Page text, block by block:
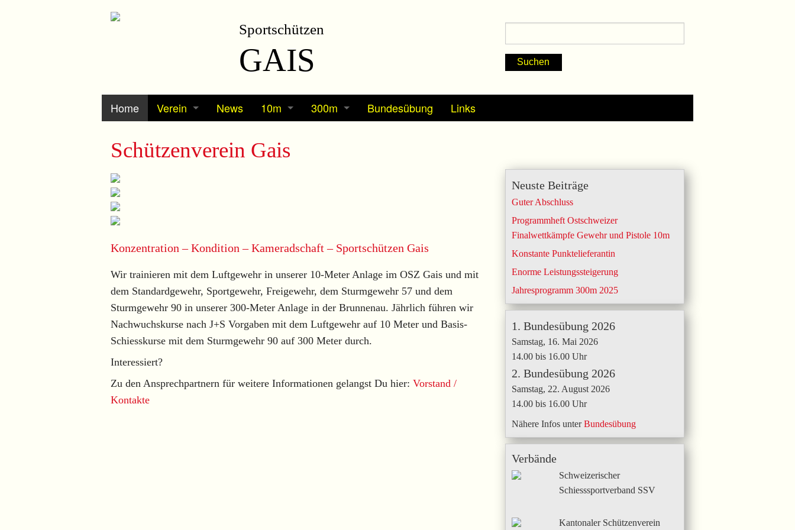
Sportschützen
GAIS
Home
Verein
Vereinsgeschichte
News
10m
Berichte / Resultate
300m
Bundesübung Links
Schützenverein Gais
Konzentration – Kondition – Kameradschaft – Sportschützen Gais
Wir trainieren mit dem Luftgewehr in unserer 10-Meter Anlage im OSZ Gais und mit
dem Standardgewehr, Sportgewehr, Freigewehr, dem Sturmgewehr 57 und dem
Sturmgewehr 90 in unserer 300-Meter Anlage in der Brunnenau. Jährlich führen wir
Nachwuchskurse nach J+S Vorgaben mit dem Luftgewehr auf 10 Meter und Basis-
Schiesskurse mit dem Sturmgewehr 90 auf 300 Meter durch.
Interessiert?
Zu den Ansprechpartnern für weitere Informationen gelangst Du hier: Vorstand /
Kontakte
Neuste Beiträge
Guter Abschluss
Programmheft Ostschweizer
Finalwettkämpfe Gewehr und Pistole 10m
Konstante Punktelieferantin
Enorme Leistungssteigerung
Jahresprogramm 300m 2025
1. Bundesübung 2026
Samstag, 16. Mai 2026
14.00 bis 16.00 Uhr
2. Bundesübung 2026
Samstag, 22. August 2026
14.00 bis 16.00 Uhr
Nähere Infos unterBundesübung
Verbände
Schweizerischer
Schiesssportverband SSV
Kantonaler Schützenverein